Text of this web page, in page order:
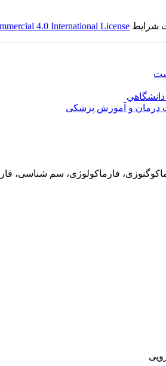
شرایط 4.0 International License
درمان و آموزش پزشکی
فارماکولوژی، سم شناسی،